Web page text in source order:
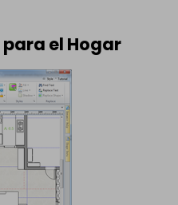
el Hogar